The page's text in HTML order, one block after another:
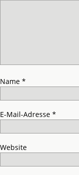
Name *
E-Mail-Adresse *
Website